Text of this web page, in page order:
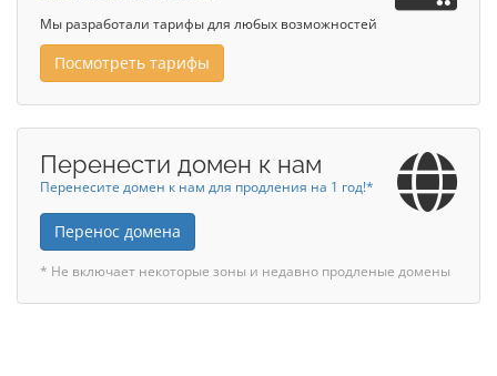
Мы разработали тарифы для любых возможностей
Посмотреть тарифы
Перенести домен к нам
Перенесите домен к нам для продления на 1 год!*
Перенос домена
* Не включает некоторые зоны и недавно продленые домены